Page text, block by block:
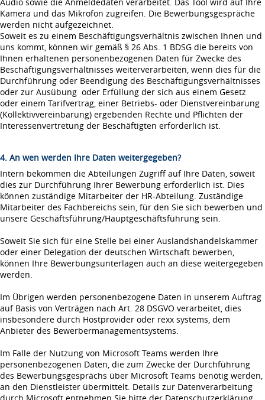
Kamera und das Mikrofon zugreifen. Die Bewerbungsgespräche
werden nicht aufgezeichnet.
Soweit es zu einem Beschäftigungsverhältnis zwischen Ihnen und
uns kommt, können wir gemäß § 26 Abs. 1 BDSG die bereits von
Ihnen erhaltenen personenbezogenen Daten für Zwecke des
Beschäftigungsverhältnisses weiterverarbeiten, wenn dies für die
Durchführung oder Beendigung des Beschäftigungsverhältnisses
oder zur Ausübung oder Erfüllung der sich aus einem Gesetz
oder einem Tarifvertrag, einer Betriebs- oder Dienstvereinbarung
(Kollektivvereinbarung) ergebenden Rechte und Pflichten der
Interessenvertretung der Beschäftigten erforderlich ist.
4. An wen werden Ihre Daten weitergegeben?
Intern bekommen die Abteilungen Zugriff auf Ihre Daten, soweit
dies zur Durchführung Ihrer Bewerbung erforderlich ist. Dies
können zuständige Mitarbeiter der HR-Abteilung. Zuständige
Mitarbeiter des Fachbereichs sein, für den Sie sich bewerben und
unsere Geschäftsführung/Hauptgeschäftsführung sein.
Soweit Sie sich für eine Stelle bei einer Auslandshandelskammer
oder einer Delegation der deutschen Wirtschaft bewerben,
können Ihre Bewerbungsunterlagen auch an diese weitergegeben
werden.
Im Übrigen werden personenbezogene Daten in unserem Auftrag
auf Basis von Verträgen nach Art. 28 DSGVO verarbeitet, dies
insbesondere durch Hostprovider oder rexx systems, dem
Anbieter des Bewerbermanagementsystems.
Im Falle der Nutzung von Microsoft Teams werden Ihre
personenbezogenen Daten, die zum Zwecke der Durchführung
des Bewerbungsgesprächs über Microsoft Teams benötig werden,
an den Dienstleister übermittelt. Details zur Datenverarbeitung